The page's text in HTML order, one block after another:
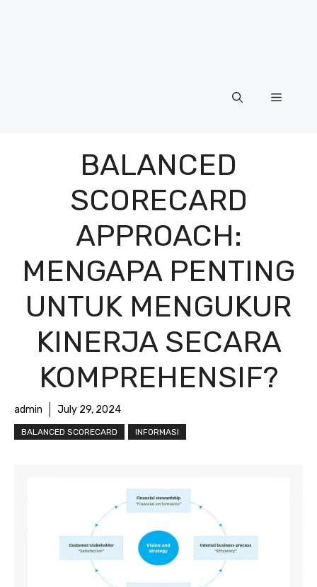
Menu
BALANCED
SCORECARD
APPROACH:
MENGAPA PENTING
UNTUK MENGUKUR
KINERJA SECARA
KOMPREHENSIF?
admin July 29, 2024
BALANCED SCORECARD INFORMASI